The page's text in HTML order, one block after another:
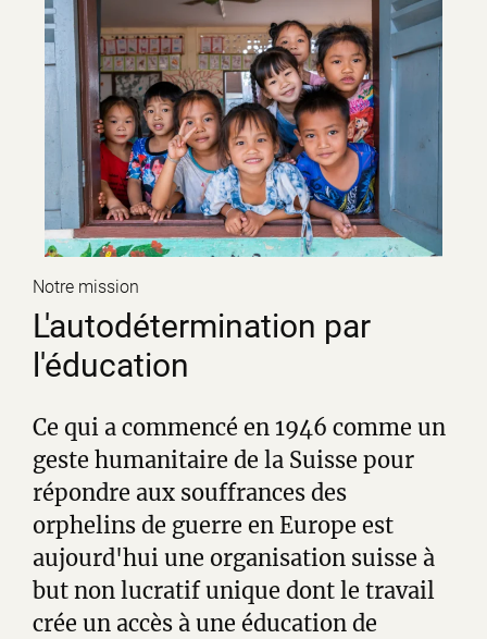
Notre mission
L'autodétermination par
l'éducation
Ce qui a commencé en 1946 comme un
geste humanitaire de la Suisse pour
répondre aux souffrances des
orphelins de guerre en Europe est
aujourd'hui une organisation suisse à
but non lucratif unique dont le travail
crée un accès à une éducation de